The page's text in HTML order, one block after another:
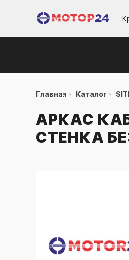
Главная Каталог
АРКАС
СТЕНКА